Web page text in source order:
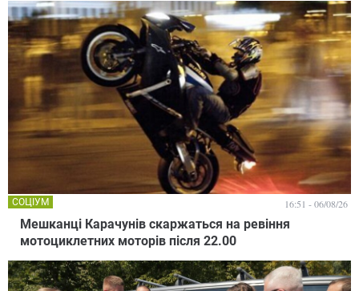
Мешканці Карачунів скаржаться на ревіння
мотоциклетних моторів після 22.00
СОЦІУМ 16:51 - 06/08/26